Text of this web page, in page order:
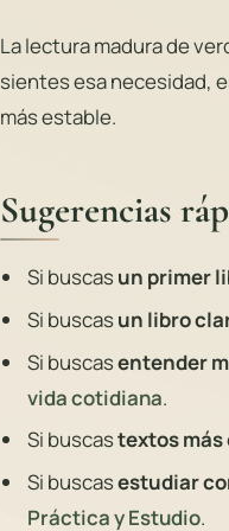
La lectura madura de
sientes esa necesidad,
más estable.
Sugerencias
Si buscasun primer
Si buscasun libro
Si buscasentender
vida cotidiana.
Si buscastextos
Si buscasestudiar
Práctica y Estudio.